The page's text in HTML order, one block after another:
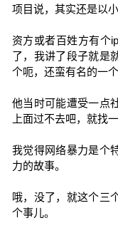
项目说，其实还是以
资方或者百姓方有个
了，我讲了段子就是
个呃，还蛮有名的一个
他当时可能遭受一点
上面过不去吧，就找
我觉得网络暴力是个
力的故事。
哦，没了，就这个三
个事儿。